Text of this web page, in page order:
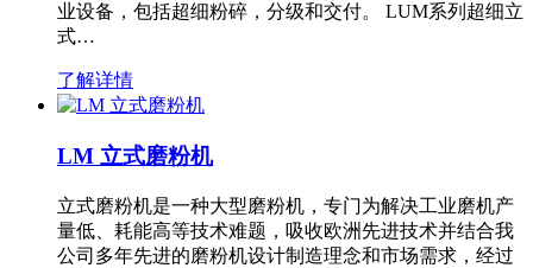
业设备，包括超细粉碎，分级和交付。 LUM系列超细立
式…
了解详情
LM 立式磨粉机
立式磨粉机是一种大型磨粉机，专门为解决工业磨机产
量低、耗能高等技术难题，吸收欧洲先进技术并结合我
公司多年先进的磨粉机设计制造理念和市场需求，经过